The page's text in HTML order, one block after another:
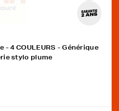
4 COULEURS - Générique
stylo plume